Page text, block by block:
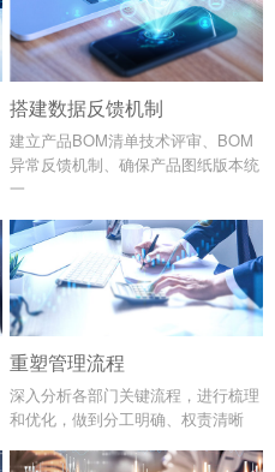
搭建数据反馈机制
建立产品BOM清单技术评审、BOM
异常反馈机制、确保产品图纸版本统
一
重塑管理流程
深入分析各部门关键流程，进行梳理
和优化，做到分工明确、权责清晰